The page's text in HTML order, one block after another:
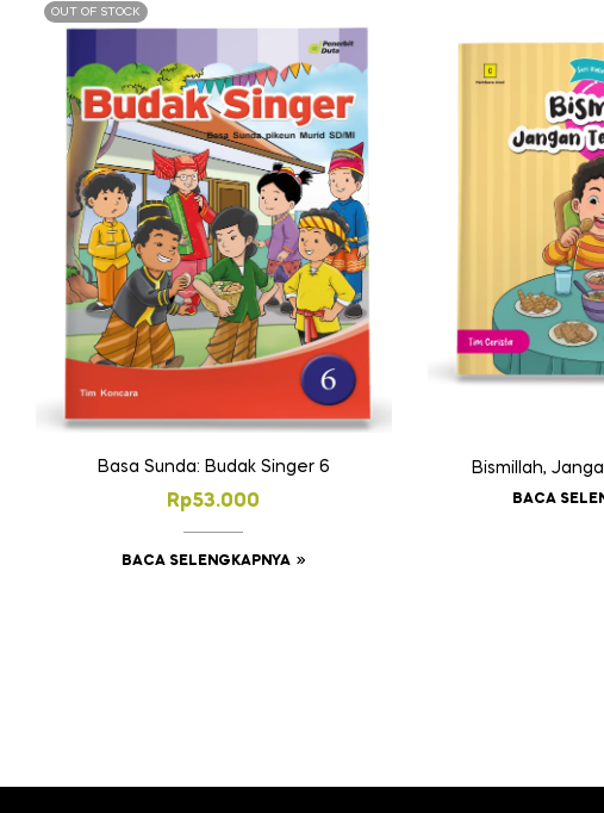
OUT OF STOCK
Basa Sunda: Budak Singer 6
Rp53.000
BACA SELENGKAPNYA
Bismillah,
BACA